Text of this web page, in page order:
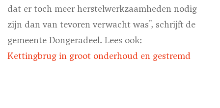
dat er toch meer herstelwerkzaamheden nodig
zijn dan van tevoren verwacht was", schrijft de
gemeente Dongeradeel. Lees ook:
Kettingbrug in groot onderhoud en gestremd